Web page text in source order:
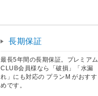
長期保証
最長5年間の長期保証。プレミアム
CLUB会員様なら「破損」「水漏
れ」にも対応の プランM がおすす
めです。